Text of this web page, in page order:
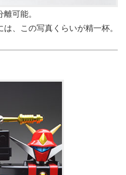
可能。
、この写真くらいが精一杯。